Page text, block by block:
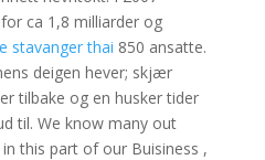
ca 1,8 milliarder og
stavanger thai 850 ansatte.
deigen hever; skjær
tilbake og en husker tider
til. We know many out
this part of our Buisiness ,